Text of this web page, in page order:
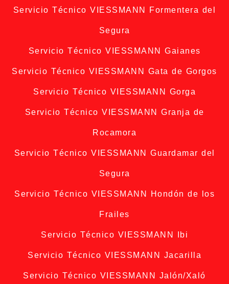
Servicio Técnico VIESSMANN Formentera del
Segura
Servicio Técnico VIESSMANN Gaianes
Servicio Técnico VIESSMANN Gata de Gorgos
Servicio Técnico VIESSMANN Gorga
Servicio Técnico VIESSMANN Granja de
Rocamora
Servicio Técnico VIESSMANN Guardamar del
Segura
Servicio Técnico VIESSMANN Hondón de los
Frailes
Servicio Técnico VIESSMANN Ibi
Servicio Técnico VIESSMANN Jacarilla
Servicio Técnico VIESSMANN Jalón/Xaló